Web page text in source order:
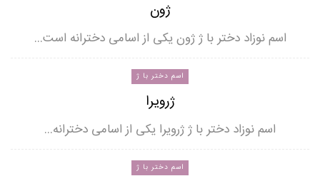
ژون
اسم نوزاد دختر با ژ ژون یکی از اسامی دخترانه است…
اسم دختر با ژ
ژرویرا
اسم نوزاد دختر با ژ ژرویرا یکی از اسامی دخترانه…
اسم دختر با ژ